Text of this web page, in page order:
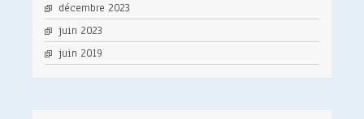
décembre 2023
juin 2023
juin 2019